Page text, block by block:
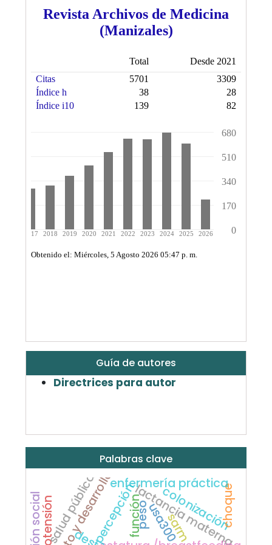
Guía de autores
Directrices para autor
Palabras clave
lactancia materna
peso
percepción
funciónusa300
colonización
sarm choque
hipotensión
salud pública enfermería práctica